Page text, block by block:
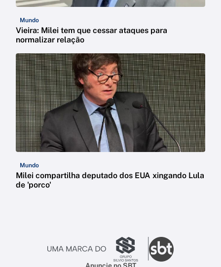
Mundo
Vieira: Milei tem que cessar ataques para
normalizar relação
Mundo
Milei compartilha deputado dos EUA xingando Lula
de 'porco'